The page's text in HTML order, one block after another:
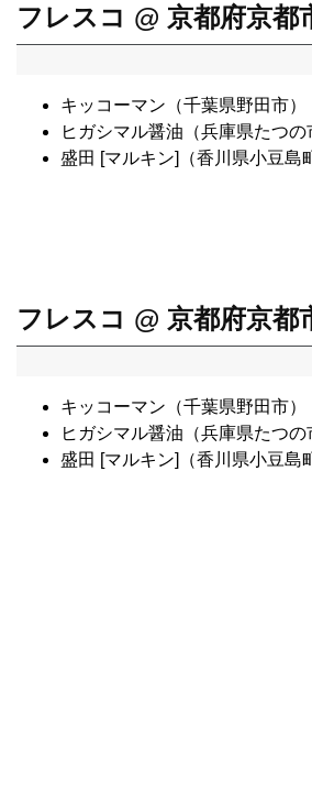
フレスコ @ 京都府京都
キッコーマン（千葉県野田市）
ヒガシマル醤油（兵庫県たつの
盛田 [マルキン]（香川県小豆島
フレスコ @ 京都府京都
キッコーマン（千葉県野田市）
ヒガシマル醤油（兵庫県たつの
盛田 [マルキン]（香川県小豆島